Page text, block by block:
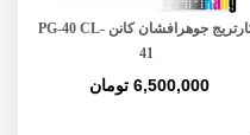
کارتریج جوهرافشان کانن PG-40 CL-
41
6,500,000 تومان